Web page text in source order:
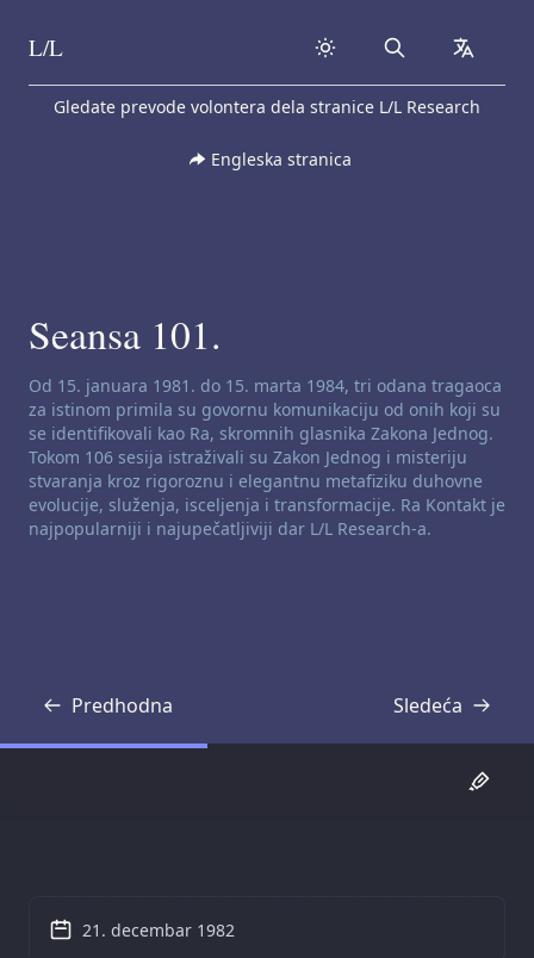
Skip to content
L/L Search
Gledate prevode volontera dela stranice L/L Research
Engleska stranica
Seansa 101.
Odricanje od odgovornosti za kanaliziranje:
Od 15. januara 1981. do 15. marta 1984, tri odana tragaoca
za istinom primila su govornu komunikaciju od onih koji su
se identifikovali kao Ra, skromnih glasnika Zakona Jednog.
Tokom 106 sesija istraživali su Zakon Jednog i misteriju
stvaranja kroz rigoroznu i elegantnu metafiziku duhovne
evolucije, služenja, isceljenja i transformacije. Ra Kontakt je
najpopularniji i najupečatljiviji dar L/L Research-a.
Predhodna
Transkripcija Sledeća
Transkripcija
21. decembar 1982